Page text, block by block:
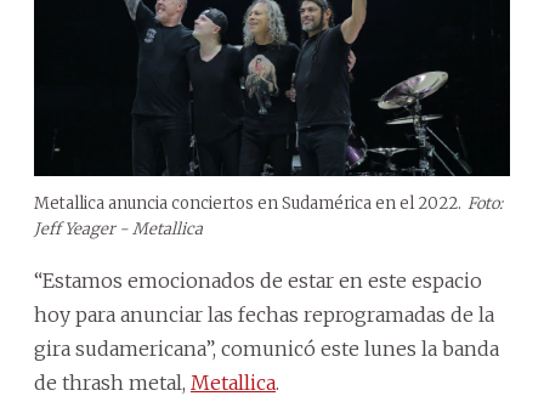
Metallica anuncia conciertos en Sudamérica en el 2022. Foto:
Jeff Yeager - Metallica
“Estamos emocionados de estar en este espacio
hoy para anunciar las fechas reprogramadas de la
gira sudamericana”, comunicó este lunes la banda
de thrash metal, Metallica.